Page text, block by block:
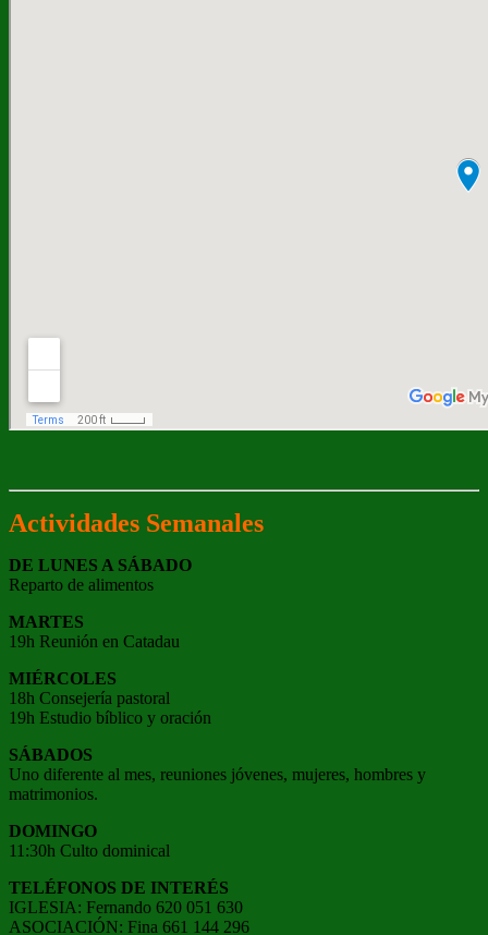
Actividades Semanales
DE LUNES A SÁBADO
Reparto de alimentos
MARTES
19h Reunión en Catadau
MIÉRCOLES
18h Consejería pastoral
19h Estudio bíblico y oración
SÁBADOS
Uno diferente al mes, reuniones jóvenes, mujeres, hombres y
matrimonios.
DOMINGO
11:30h Culto dominical
TELÉFONOS DE INTERÉS
IGLESIA: Fernando 620 051 630
ASOCIACIÓN: Fina 661 144 296